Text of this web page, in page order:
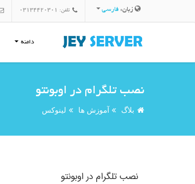
زبان: فارسی تلفن: 03134420301
دامنه
نصب تلگرام در اوبونتو
بلاگ آموزش ها لینوکس
نصب تلگرام در اوبونتو